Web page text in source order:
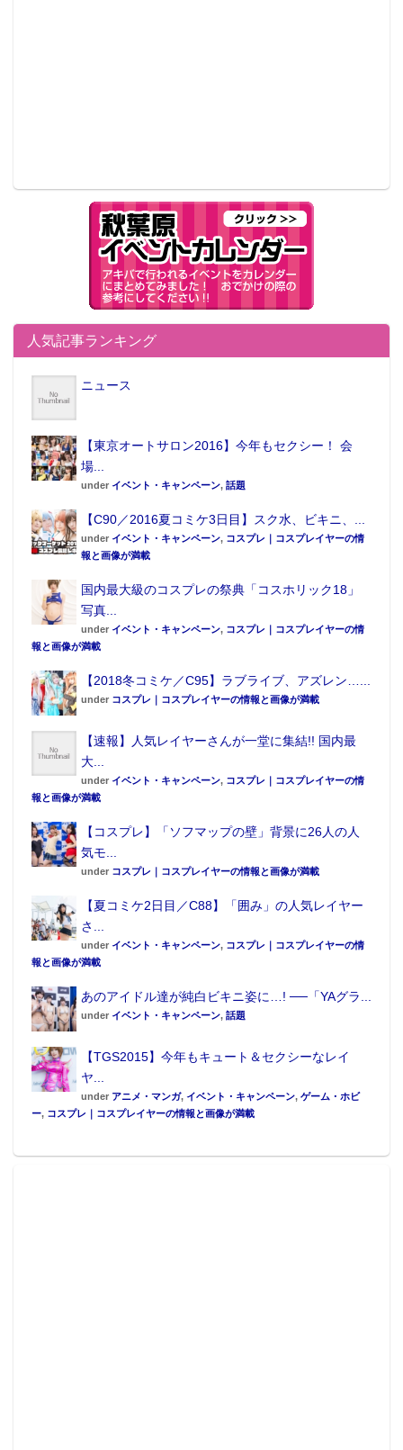
人気記事ランキング
ニュース
【東京オートサロン2016】今年もセクシー！ 会
場...
under イベント・キャンペーン, 話題
【C90／2016夏コミケ3日目】スク水、ビキニ、...
under イベント・キャンペーン, コスプレ｜コスプレイヤーの情
報と画像が満載
国内最大級のコスプレの祭典「コスホリック18」
写真...
under イベント・キャンペーン, コスプレ｜コスプレイヤーの情
報と画像が満載
【2018冬コミケ／C95】ラブライブ、アズレン…...
under コスプレ｜コスプレイヤーの情報と画像が満載
【速報】人気レイヤーさんが一堂に集結!! 国内最
大...
under イベント・キャンペーン, コスプレ｜コスプレイヤーの情
報と画像が満載
【コスプレ】「ソフマップの壁」背景に26人の人
気モ...
under コスプレ｜コスプレイヤーの情報と画像が満載
【夏コミケ2日目／C88】「囲み」の人気レイヤー
さ...
under イベント・キャンペーン, コスプレ｜コスプレイヤーの情
報と画像が満載
あのアイドル達が純白ビキニ姿に…! ──「YAグラ...
under イベント・キャンペーン, 話題
【TGS2015】今年もキュート＆セクシーなレイ
ヤ...
under アニメ・マンガ, イベント・キャンペーン, ゲーム・ホビ
ー, コスプレ｜コスプレイヤーの情報と画像が満載